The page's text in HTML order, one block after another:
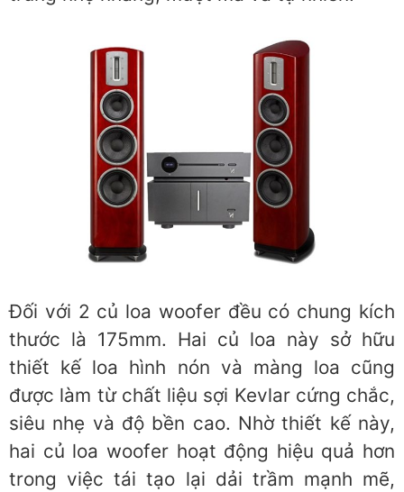
Đối với 2 củ loa woofer đều có chung kích
thước là 175mm. Hai củ loa này sở hữu
thiết kế loa hình nón và màng loa cũng
được làm từ chất liệu sợi Kevlar cứng chắc,
siêu nhẹ và độ bền cao. Nhờ thiết kế này,
hai củ loa woofer hoạt động hiệu quả hơn
trong việc tái tạo lại dải trầm mạnh mẽ,